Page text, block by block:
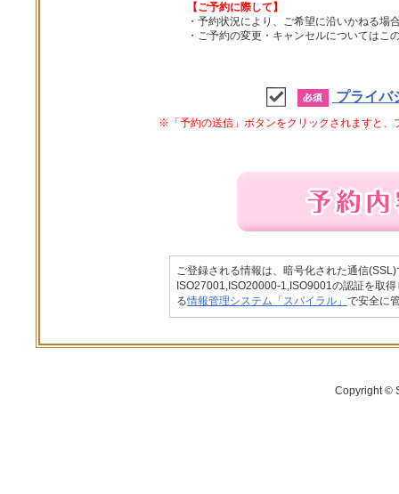
【ご予約に際して】
・予約状況により、ご希望に沿いかねる場
・ご予約の変更・キャンセルについては
プライバ
※「予約の送信」ボタンをクリックされますと、
ご登録される情報は、暗号化された通信
ISO27001,ISO20000-1,ISO9001の認証を取
る情報管理システム「スパイラル」 で安全に
Copyright ©